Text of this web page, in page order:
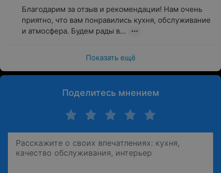
Благодарим за отзыв и рекомендации! Нам очень
приятно, что вам понравились кухня, обслуживание
и атмосфера. Будем рады в...
Показать ещё
Поделитесь мнением